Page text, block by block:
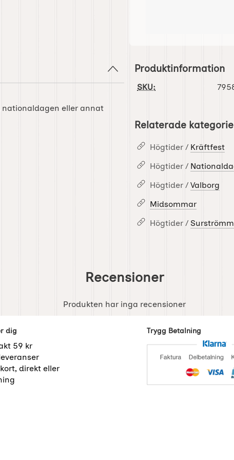
eller annat
Produktinformation
SKU:
Relaterade
Högtider / Kräftfest
Högtider /
Högtider / Valborg
Midsommar
Högtider /
Recensioner
Produkten har inga recensioner
dig
59 kr
direkt eller
Trygg Betalning